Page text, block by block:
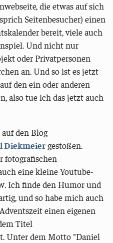
die etwas auf sich
Seitenbesucher) einen
bereit, viele auch
Und nicht nur
oder Privatpersonen
an. Und so ist es jetzt
den ein oder anderen
also tue ich das jetzt auch
den Blog
Diekmeiergestoßen.
fotografischen
eine kleine Youtube-
Ich finde den Humor und
und so habe mich auch
einen eigenen
Titel
Unter dem Motto "Daniel